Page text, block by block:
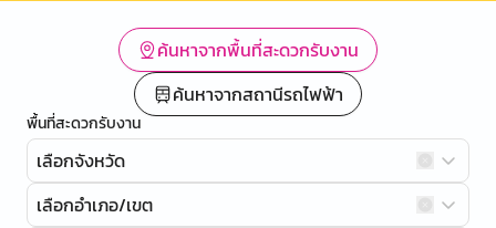
ค้นหาจากพื้นที่สะดวกรับงาน
ค้นหาจากสถานีรถไฟฟ้า
พื้นที่สะดวกรับงาน
เลือกจังหวัด
เลือกอำเภอ/เขต